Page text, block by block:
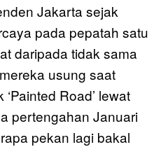
Jakarta sejak
pada pepatah satu
daripada tidak sama
usung saat
Road’ lewat
pertengahan Januari
pekan lagi bakal